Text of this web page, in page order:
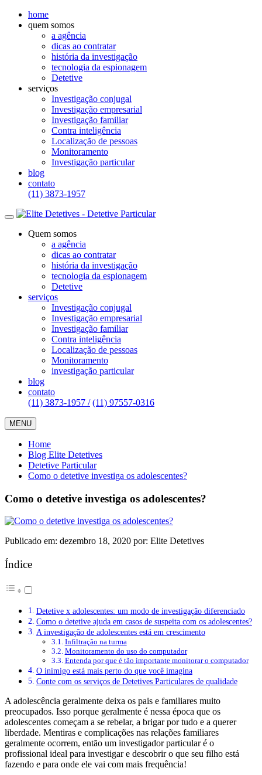
home
quem somos
a agência
dicas ao contratar
história da investigação
tecnologia da espionagem
Detetive
serviços
Investigação conjugal
Investigação empresarial
Investigação familiar
Contra inteligência
Localização de pessoas
Monitoramento
Investigação particular
blog
contato
(11) 3873-1957
Quem somos
a agência
dicas ao contratar
história da investigação
tecnologia da espionagem
Detetive
serviços
Investigação conjugal
Investigação empresarial
Investigação familiar
Contra inteligência
Localização de pessoas
Monitoramento
investigação particular
blog
contato
(11) 3873-1957 / (11) 97557-0316
MENU
Home
Blog Elite Detetives
Detetive Particular
Como o detetive investiga os adolescentes?
Como o detetive investiga os adolescentes?
Publicado em: dezembro 18, 2020 por: Elite Detetives
Índice
Detetive x adolescentes: um modo de investigação diferenciado
Como o detetive ajuda em casos de suspeita com os adolescentes?
A investigação de adolescentes está em crescimento
Infiltração na turma
Monitoramento do uso do computador
Entenda por que é tão importante monitorar o computador
O inimigo está mais perto do que você imagina
Conte com os serviços de Detetives Particulares de qualidade
A adolescência geralmente deixa os pais e familiares muito
preocupados. Isso porque geralmente é nessa época que os
adolescentes começam a se rebelar, a brigar por tudo e a querer
liberdade. Mentiras e complicações nas relações familiares
geralmente ocorrem, então um investigador particular é o
profissional ideal para investigar e descobrir o que seu filho está
fazendo e para onde ele vai com mais frequência!